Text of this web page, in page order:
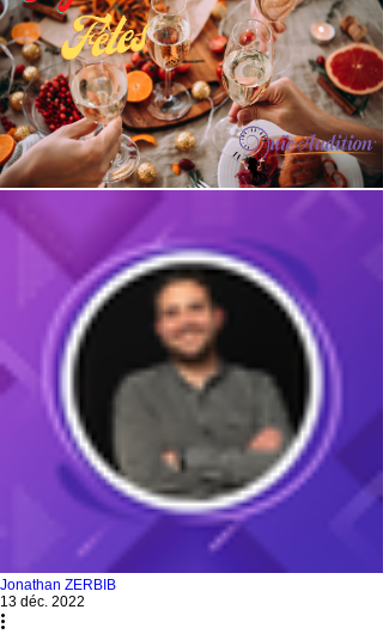
Jonathan ZERBIB
13 déc. 2022